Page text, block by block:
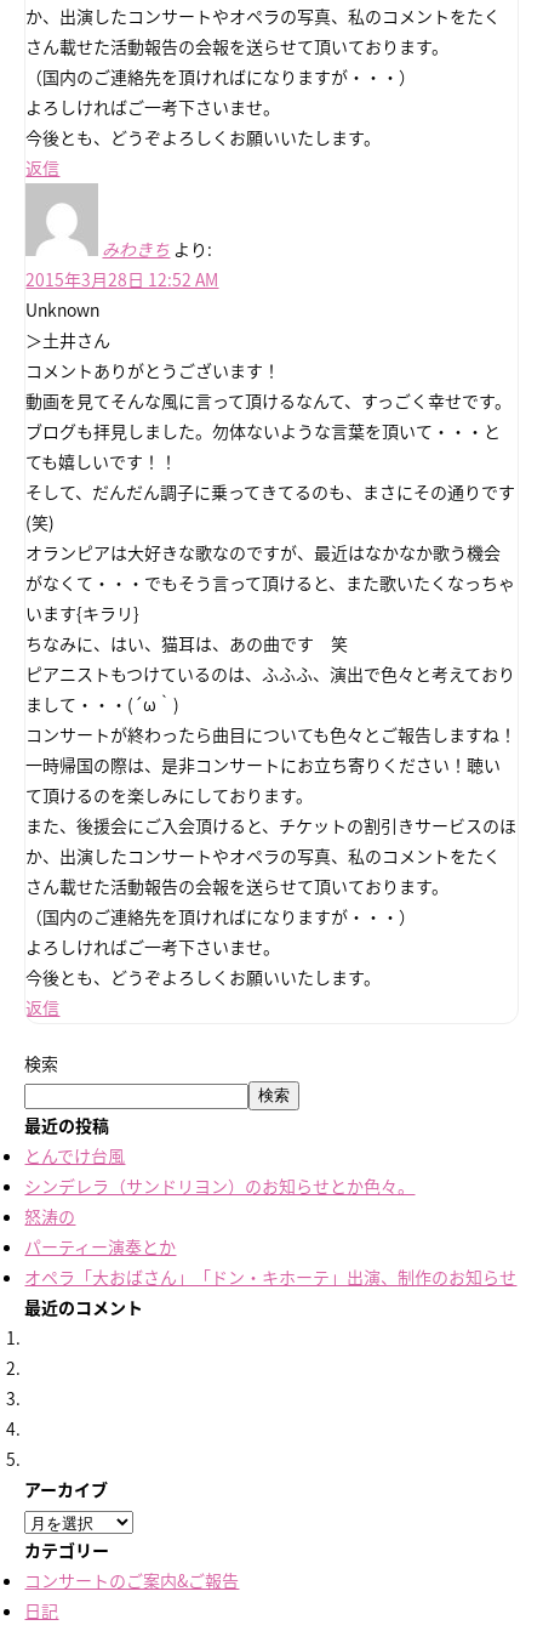
か、出演したコンサートやオペラの写真、私のコメントをたく
さん載せた活動報告の会報を送らせて頂いております。
（国内のご連絡先を頂ければになりますが・・・）
よろしければご一考下さいませ。
今後とも、どうぞよろしくお願いいたします。
返信
みわきち より:
2015年3月28日 12:52 AM
Unknown
＞土井さん
コメントありがとうございます！
動画を見てそんな風に言って頂けるなんて、すっごく幸せです。
ブログも拝見しました。勿体ないような言葉を頂いて・・・と
ても嬉しいです！！
そして、だんだん調子に乗ってきてるのも、まさにその通りです
(笑)
オランピアは大好きな歌なのですが、最近はなかなか歌う機会
がなくて・・・でもそう言って頂けると、また歌いたくなっちゃ
います{キラリ}
ちなみに、はい、猫耳は、あの曲です 笑
ピアニストもつけているのは、ふふふ、演出で色々と考えており
まして・・・(´ω｀)
コンサートが終わったら曲目についても色々とご報告しますね！
一時帰国の際は、是非コンサートにお立ち寄りください！聴い
て頂けるのを楽しみにしております。
また、後援会にご入会頂けると、チケットの割引きサービスのほ
か、出演したコンサートやオペラの写真、私のコメントをたく
さん載せた活動報告の会報を送らせて頂いております。
（国内のご連絡先を頂ければになりますが・・・）
よろしければご一考下さいませ。
今後とも、どうぞよろしくお願いいたします。
返信
検索
検索
最近の投稿
とんでけ台風
シンデレラ（サンドリヨン）のお知らせとか色々。
怒涛の
パーティー演奏とか
オペラ「大おばさん」「ドン・キホーテ」出演、制作のお知らせ
最近のコメント
アーカイブ
ア
ー
カ
イ
カテゴリー
コンサートのご案内&ご報告
日記